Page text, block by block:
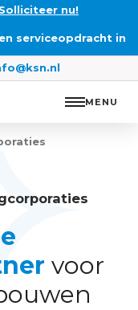
Solliciteer nu!
serviceopdracht in
MENU
voor